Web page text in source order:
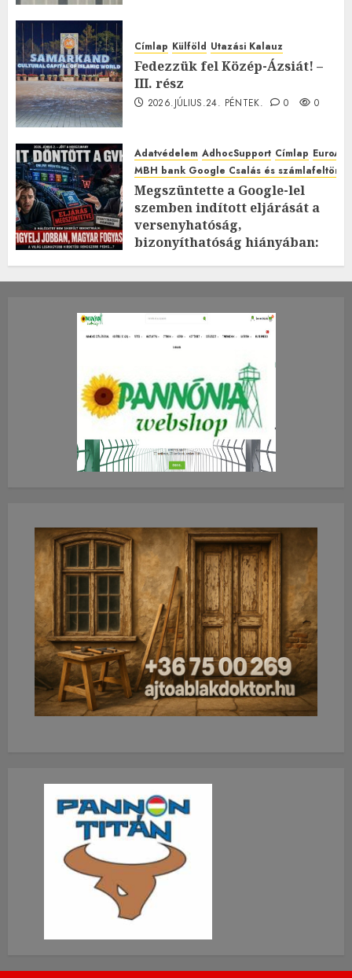
Címlap Külföld Utazási Kalauz
Fedezzük fel Közép-Ázsiát! –
III. rész
2026.JÚLIUS.24. PÉNTEK. 0 0
Adatvédelem AdhocSupport Címlap
MBH bank Google Csalás és
Megszüntette a Google-lel
szemben indított eljárását a
versenyhatóság,
bizonyíthatóság hiányában:
2026.JÚLIUS.23. CSÜTÖRTÖK.
0